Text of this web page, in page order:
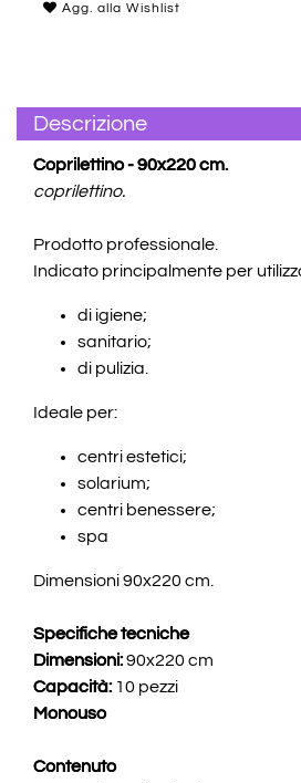
Agg. alla Wishlist
Descrizione
Coprilettino - 90x220 cm.
coprilettino.
Prodotto professionale.
Indicato principalmente per
di igiene;
sanitario;
di pulizia.
Ideale per:
centri estetici;
solarium;
centri benessere;
spa
Dimensioni 90x220 cm.
Specifiche tecniche
Dimensioni:90x220 cm
Capacità:10 pezzi
Monouso
Contenuto